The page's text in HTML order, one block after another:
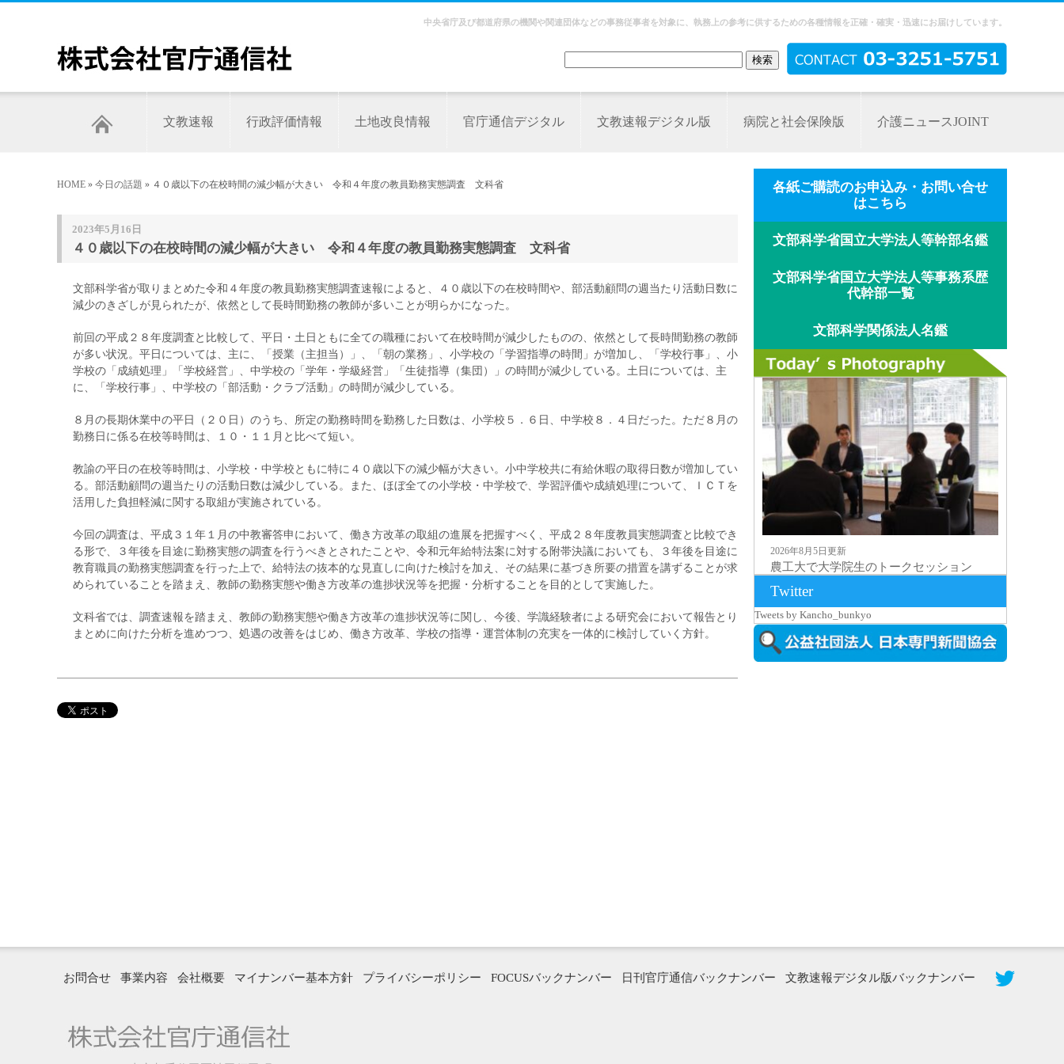
中央省庁及び都道府県の機関や関連団体などの事務従事者を対象に、執務上の参考に供するための各種情報を正確・確実・迅速にお届けしています。
文教速報 行政評価情報 土地改良情報 官庁通信デジタル 文教速報デジタル版 病院と社会保険版 介護ニュースJOINT
HOME » 今日の話題 » ４０歳以下の在校時間の減少幅が大きい 令和４年度の教員勤務実態調査 文科省
2023年5月16日
４０歳以下の在校時間の減少幅が大きい 令和４年度の教員勤務実態調査 文科省
文部科学省が取りまとめた令和４年度の教員勤務実態調査速報によると、４０歳以下の在校時間や、部活動顧問の週当たり活動日数に
減少のきざしが見られたが、依然として長時間勤務の教師が多いことが明らかになった。
前回の平成２８年度調査と比較して、平日・土日ともに全ての職種において在校時間が減少したものの、依然として長時間勤務の教師
が多い状況。平日については、主に、「授業（主担当）」、「朝の業務」、小学校の「学習指導の時間」が増加し、「学校行事」、小
学校の「成績処理」「学校経営」、中学校の「学年・学級経営」「生徒指導（集団）」の時間が減少している。土日については、主
に、「学校行事」、中学校の「部活動・クラブ活動」の時間が減少している。
８月の長期休業中の平日（２０日）のうち、所定の勤務時間を勤務した日数は、小学校５．６日、中学校８．４日だった。ただ８月の
勤務日に係る在校等時間は、１０・１１月と比べて短い。
教諭の平日の在校等時間は、小学校・中学校ともに特に４０歳以下の減少幅が大きい。小中学校共に有給休暇の取得日数が増加してい
る。部活動顧問の週当たりの活動日数は減少している。また、ほぼ全ての小学校・中学校で、学習評価や成績処理について、ＩＣＴを
活用した負担軽減に関する取組が実施されている。
今回の調査は、平成３１年１月の中教審答申において、働き方改革の取組の進展を把握すべく、平成２８年度教員実態調査と比較でき
る形で、３年後を目途に勤務実態の調査を行うべきとされたことや、令和元年給特法案に対する附帯決議においても、３年後を目途に
教育職員の勤務実態調査を行った上で、給特法の抜本的な見直しに向けた検討を加え、その結果に基づき所要の措置を講ずることが求
められていることを踏まえ、教師の勤務実態や働き方改革の進捗状況等を把握・分析することを目的として実施した。
文科省では、調査速報を踏まえ、教師の勤務実態や働き方改革の進捗状況等に関し、今後、学識経験者による研究会において報告とり
まとめに向けた分析を進めつつ、処遇の改善をはじめ、働き方改革、学校の指導・運営体制の充実を一体的に検討していく方針。
各紙ご購読のお申込み・お問い合せ
はこちら
文部科学省国立大学法人等幹部名鑑
文部科学省国立大学法人等事務系歴
代幹部一覧
文部科学関係法人名鑑
2026年8月5日更新
農工大で大学院生のトークセッション
Twitter
Tweets by Kancho_bunkyo
お問合せ 事業内容 会社概要 マイナンバー基本方針 プライバシーポリシー FOCUSバックナンバー 日刊官庁通信バックナンバー 文教速報デジタル版バックナンバー